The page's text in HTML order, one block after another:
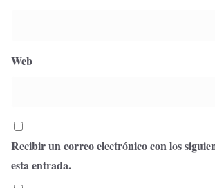
Web
Recibir un correo electrónico con los
esta entrada.